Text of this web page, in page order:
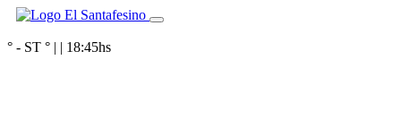
° - ST ° | | 18:45hs